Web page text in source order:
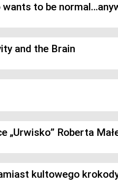
to be
and the Brain
„Urwisko” Roberta
kultowego